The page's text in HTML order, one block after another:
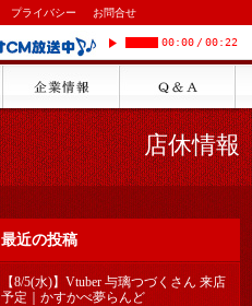
プライバシー お問合せ
00:00 / 00:22
店休情報
最近の投稿
【8/5(水)】Vtuber 与璃つづくさん 来店
予定｜かすかべ夢らんど